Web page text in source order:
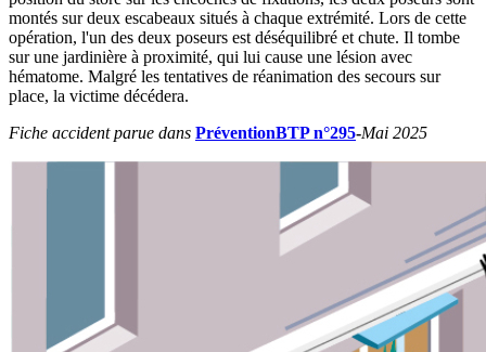
montés sur deux escabeaux situés à chaque extrémité. Lors de cette
opération, l'un des deux poseurs est déséquilibré et chute. Il tombe
sur une jardinière à proximité, qui lui cause une lésion avec
hématome. Malgré les tentatives de réanimation des secours sur
place, la victime décédera.
Fiche accident parue dans PréventionBTP n°295-Mai 2025